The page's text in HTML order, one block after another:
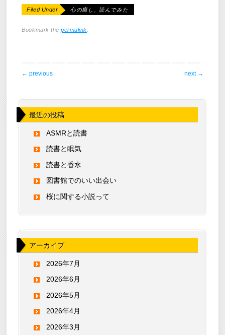
Filed Under 心の癒し , 読んでみた
Bookmark thepermalink.
post navigation
← previous next →
最近の投稿
ASMRと読書
読書と眠気
読書と香水
図書館でのいい出会い
桜に関する小説って
アーカイブ
2026年7月
2026年6月
2026年5月
2026年4月
2026年3月